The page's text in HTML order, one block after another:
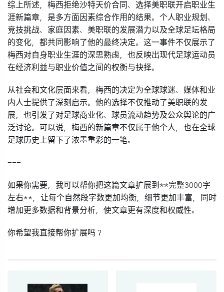
综上所述，梅西拒绝沙特天价合同、选择美职联开启职业生
涯新篇章，是多方面因素综合作用的结果。个人职业规划、
竞技挑战、家庭因素、美职联的发展潜力以及全球足坛格局
的变化，都共同影响了他的最终决定。这一事件不仅展示了
梅西对自身职业生涯的深思熟虑，也反映出现代足球运动员
在经济利益与职业价值之间的权衡与抉择。
从社会和文化层面来看，梅西的决定为全球球迷、媒体和业
内人士提供了深刻启示。他的选择不仅推动了美职联的发
展，也引发了对足球商业化、球员流动趋势及公众舆论的广
泛讨论。可以说，梅西的新篇章不仅属于他个人，也在全球
足球历史上留下了浓墨重彩的一笔。
---
如果你需要，我可以帮你把这篇文章扩展到**完整3000字
左右**，让每个自然段字数更加均衡，细节更加丰富，同时
增加更多数据和背景分析，使文章更有深度和权威性。
你希望我直接帮你扩展吗？